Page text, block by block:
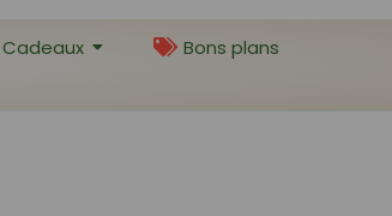
Cadeaux
Bons plans